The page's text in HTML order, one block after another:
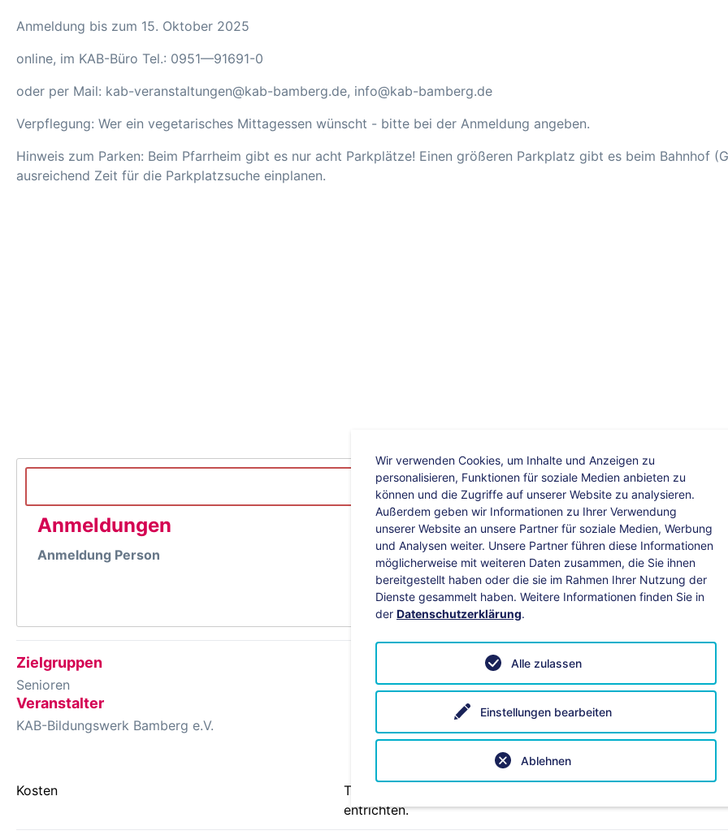
Anmeldung bis zum 15. Oktober 2025
online, im KAB-Büro Tel.: 0951—91691-0
oder per Mail: kab-veranstaltungen@kab-bamberg.de, info@kab-bamberg.de
Verpflegung: Wer ein vegetarisches Mittagessen wünscht - bitte bei der Anmeldung angeben.
Hinweis zum Parken: Beim Pfarrheim gibt es nur acht Parkplätze! Einen größeren Parkplatz gibt es beim Bahnhof
ausreichend Zeit für die Parkplatzsuche einplanen.
Der Buchungszeitraum für diese Veranstaltung ist beendet.
Anmeldungen
Anmeldung Person
Event-Ticketing-Software von pretix
Zielgruppen
Senioren
Veranstalter
KAB-Bildungswerk Bamberg e.V.
Kosten
Teilnahmegebühr inkl. Stehkaffee, Mittagessen und
entrichten.
Wir verwenden Cookies, um Inhalte und Anzeigen zu
personalisieren, Funktionen für soziale Medien anbieten zu
können und die Zugriffe auf unserer Website zu analysieren.
Außerdem geben wir Informationen zu Ihrer Verwendung
unserer Website an unsere Partner für soziale Medien, Werbung
und Analysen weiter. Unsere Partner führen diese Informationen
möglicherweise mit weiteren Daten zusammen, die Sie ihnen
bereitgestellt haben oder die sie im Rahmen Ihrer Nutzung der
Dienste gesammelt haben. Weitere Informationen finden Sie in
der Datenschutzerklärung.
Einstellungen bearbeiten
Ablehnen
Alle zulassen